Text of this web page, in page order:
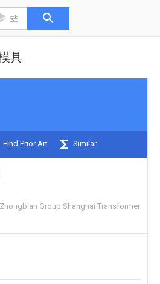
具
Find Prior Art Similar
Group Shanghai Transformer